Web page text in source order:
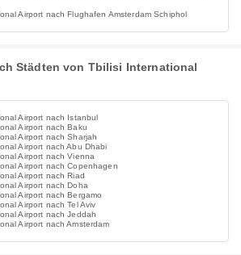
Airport nach Flughafen Amsterdam Schiphol
Städten von Tbilisi International
Airport nach Istanbul
Airport nach Baku
Airport nach Sharjah
Airport nach Abu Dhabi
Airport nach Vienna
Airport nach Copenhagen
Airport nach Riad
Airport nach Doha
Airport nach Bergamo
Airport nach Tel Aviv
Airport nach Jeddah
Airport nach Amsterdam